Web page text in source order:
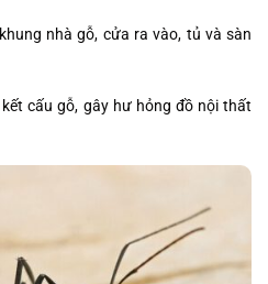
nhà gỗ, cửa ra vào, tủ và sàn
cấu gỗ, gây hư hỏng đồ nội thất